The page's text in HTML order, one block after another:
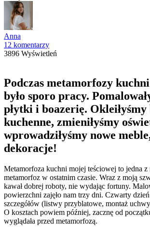
Anna
12 komentarzy
3896 Wyświetleń
Podczas metamorfozy
było sporo pracy.
płytki i boazerię.
kuchenne, zmieniłyśmy
wprowadziłyśmy nowe
dekoracje!
Metamorfoza kuchni mojej teściowej to jedna z
metamorfoz w ostatnim czasie. Wraz z moją
kawał dobrej roboty, nie wydając fortuny.
powierzchni zajęło nam trzy dni. Czwarty
szczegółów (listwy przyblatowe, montaż
O kosztach powiem później, zacznę od
wyglądała przed metamorfozą.